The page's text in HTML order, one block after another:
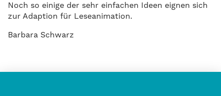
Noch so einige der sehr einfachen Ideen eignen sich
zur Adaption für Leseanimation.
Barbara Schwarz